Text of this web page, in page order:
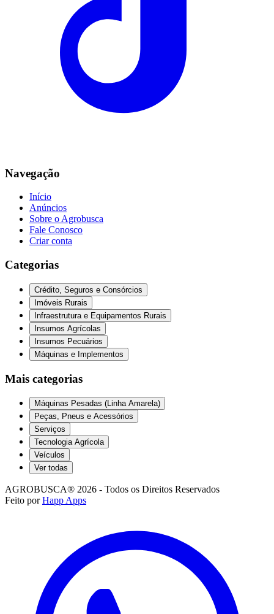
Navegação
Início
Anúncios
Sobre o Agrobusca
Fale Conosco
Criar conta
Categorias
Crédito, Seguros e Consórcios
Imóveis Rurais
Infraestrutura e Equipamentos Rurais
Insumos Agrícolas
Insumos Pecuários
Máquinas e Implementos
Mais categorias
Máquinas Pesadas (Linha Amarela)
Peças, Pneus e Acessórios
Serviços
Tecnologia Agrícola
Veículos
Ver todas
AGROBUSCA® 2026 - Todos os Direitos Reservados
Feito por Happ Apps